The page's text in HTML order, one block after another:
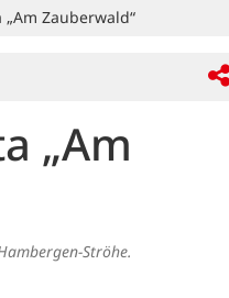
„Am Zauberwald“
„Am
Ströhe.